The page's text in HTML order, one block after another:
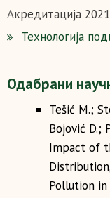
Акредитација 2021
Технологија
Одабрани
Tešić M.;
Bojović D.;
Impact of
Pollution